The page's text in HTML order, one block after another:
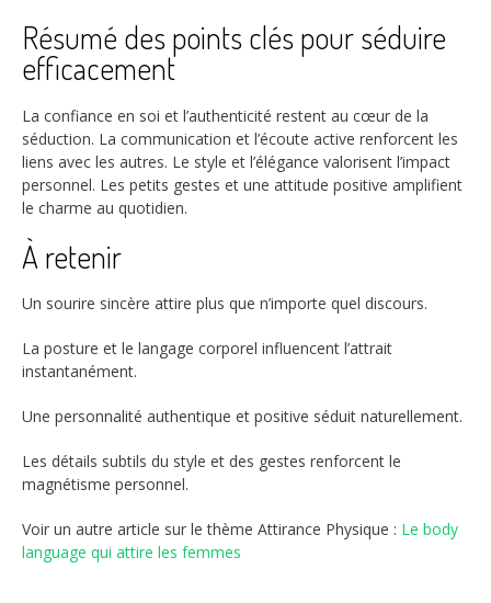
Résumé des points clés pour séduire
efficacement
La confiance en soi et l’authenticité restent au cœur de la
séduction. La communication et l’écoute active renforcent les
liens avec les autres. Le style et l’élégance valorisent l’impact
personnel. Les petits gestes et une attitude positive amplifient
le charme au quotidien.
À retenir
Un sourire sincère attire plus que n’importe quel discours.
La posture et le langage corporel influencent l’attrait
instantanément.
Une personnalité authentique et positive séduit naturellement.
Les détails subtils du style et des gestes renforcent le
magnétisme personnel.
Voir un autre article sur le thème Attirance Physique : Le body
language qui attire les femmes